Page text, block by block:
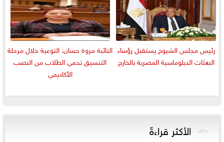
رئيس مجلس الشيوخ يستقبل رؤساء
البعثات الدبلوماسية المصرية بالخارج
النائبة مروة حسان: التوعية خلال مرحلة
التنسيق تحمي الطلاب من النصب
الأكاديمي
الأكثر قراءةً